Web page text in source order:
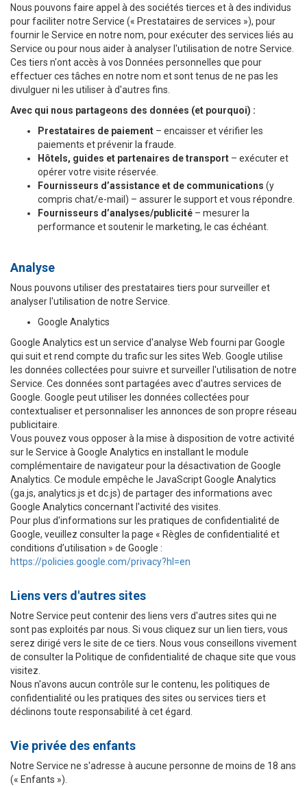
Nous pouvons faire appel à des sociétés tierces et à des individus
pour faciliter notre Service (« Prestataires de services »), pour
fournir le Service en notre nom, pour exécuter des services liés au
Service ou pour nous aider à analyser l'utilisation de notre Service.
Ces tiers n'ont accès à vos Données personnelles que pour
effectuer ces tâches en notre nom et sont tenus de ne pas les
divulguer ni les utiliser à d'autres fins.
Avec qui nous partageons des données (et pourquoi) :
Prestataires de paiement – encaisser et vérifier les
paiements et prévenir la fraude.
Hôtels, guides et partenaires de transport – exécuter et
opérer votre visite réservée.
Fournisseurs d’assistance et de communications (y
compris chat/e-mail) – assurer le support et vous répondre.
Fournisseurs d’analyses/publicité – mesurer la
performance et soutenir le marketing, le cas échéant.
Analyse
Nous pouvons utiliser des prestataires tiers pour surveiller et
analyser l'utilisation de notre Service.
Google Analytics
Google Analytics est un service d'analyse Web fourni par Google
qui suit et rend compte du trafic sur les sites Web. Google utilise
les données collectées pour suivre et surveiller l'utilisation de notre
Service. Ces données sont partagées avec d'autres services de
Google. Google peut utiliser les données collectées pour
contextualiser et personnaliser les annonces de son propre réseau
publicitaire.
Vous pouvez vous opposer à la mise à disposition de votre activité
sur le Service à Google Analytics en installant le module
complémentaire de navigateur pour la désactivation de Google
Analytics. Ce module empêche le JavaScript Google Analytics
(ga.js, analytics.js et dc.js) de partager des informations avec
Google Analytics concernant l'activité des visites.
Pour plus d'informations sur les pratiques de confidentialité de
Google, veuillez consulter la page « Règles de confidentialité et
conditions d’utilisation » de Google :
https://policies.google.com/privacy?hl=en
Liens vers d'autres sites
Notre Service peut contenir des liens vers d'autres sites qui ne
sont pas exploités par nous. Si vous cliquez sur un lien tiers, vous
serez dirigé vers le site de ce tiers. Nous vous conseillons vivement
de consulter la Politique de confidentialité de chaque site que vous
visitez.
Nous n'avons aucun contrôle sur le contenu, les politiques de
confidentialité ou les pratiques des sites ou services tiers et
déclinons toute responsabilité à cet égard.
Vie privée des enfants
Notre Service ne s'adresse à aucune personne de moins de 18 ans
(« Enfants »).